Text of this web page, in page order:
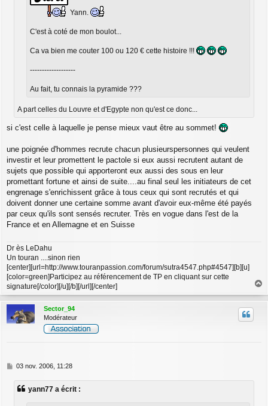
Yann.
C'est à coté de mon boulot...
Ca va bien me couter 100 ou 120 € cette histoire !!!
-------------------
Au fait, tu connais la pyramide ???
A part celles du Louvre et d'Egypte non qu'est ce donc...
si c'est celle à laquelle je pense mieux vaut être au sommet!
une poignée d'hommes recrute chacun plusieurspersonnes qui veulent
investir et leur promettent le pactole si eux aussi recrutent autant de
sujets que possible qui apporteront eux aussi des sous en leur
promettant fortune et ainsi de suite....au final seul les initiateurs de cet
engrenage s'enrichissent grâce à tous ceux qui sont recrutés et qui
doivent donner une certaine somme avant d'avoir eux-même été payés
par ceux qu'ils sont sensés recruter. Très en vogue dans l'est de la
France et en Allemagne et en Suisse
Dr ès LeDahu
Un touran ....sinon rien
[center][url=http://www.touranpassion.com/forum/sutra4547.php#4547][b][u]
[color=green]Participez au référencement de TP en cliquant sur cette
signature[/color][/u][/b][/url][/center]
a
u
Sector_94
Modérateur
M
s
03 nov. 2006, 11:28
yann77 a écrit :